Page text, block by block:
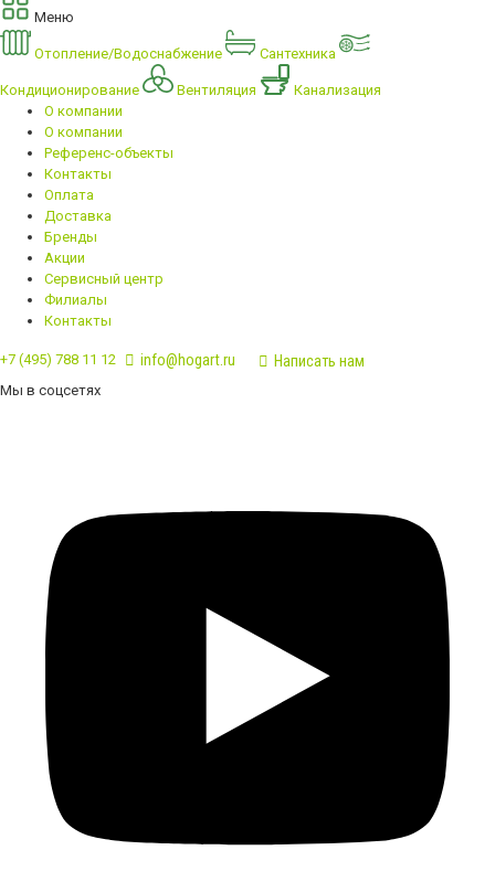
Меню
Отопление/Водоснабжение Сантехника
Кондиционирование Вентиляция
Канализация
О компании
О компании
Референс-объекты
Контакты
Оплата
Доставка
Бренды
Акции
Сервисный центр
Филиалы
Контакты
+7 (495) 788 11 12 info@hogart.ru Написать нам
Мы в соцсетях